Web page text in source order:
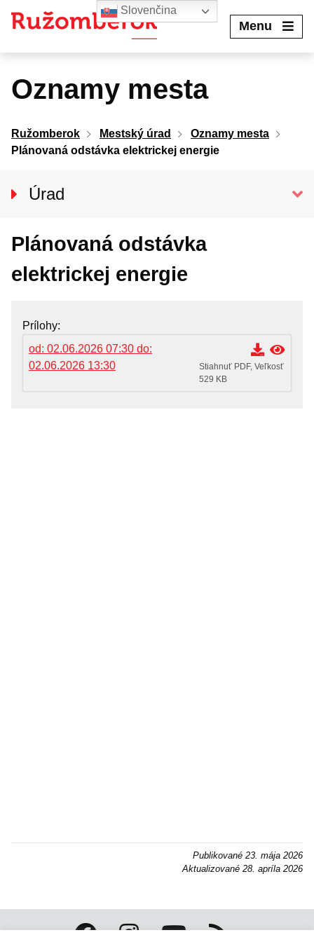
Menu
Oznamy mesta
Ružomberok Mestský úrad
Oznamy mesta
Plánovaná odstávka elektrickej energie
Úrad
Prednosta úradu
Oddelenia MsÚ
Dokumenty, žiadosti a tlačivá
Plánovaná odstávka
elektrickej energie
Prílohy
od: 02.06.2026 07:30 do:
02.06.2026 13:30
Stiahnuť PDF, Veľkosť
529 KB
Publikované 23. mája 2026
Aktualizované 28. apríla 2026
Slovenčina